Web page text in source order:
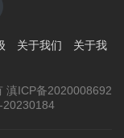
关于我们
关于我
滇ICP备2020008692
20230184